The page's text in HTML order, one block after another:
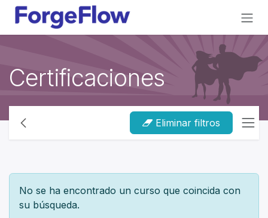
Ir al contenido
Certificaciones
Eliminar filtros
No se ha encontrado un curso que coincida con
su búsqueda.